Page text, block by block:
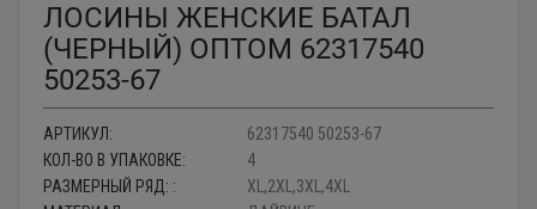
ЛОСИНЫ ЖЕНСКИЕ БАТАЛ
(ЧЕРНЫЙ) ОПТОМ 62317540
50253-67
АРТИКУЛ:
62317540 50253-67
КОЛ-ВО В УПАКОВКЕ:
4
РАЗМЕРНЫЙ РЯД: :
XL,2XL,3XL,4XL